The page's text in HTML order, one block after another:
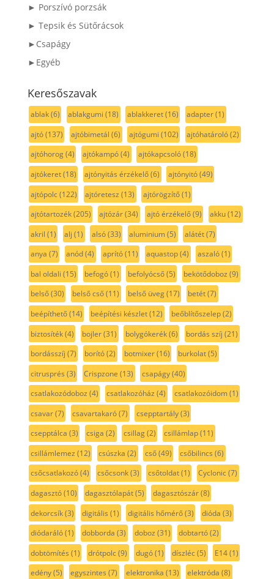
► Porszívó porzsák
► Tepsik és Sütőrácsok
►Csapágy
►Egyéb
Keresőszavak
ablak(6) ablakgumi (18) ablakkeret(16) adapter(1)
ajtó(137) ajtóbimetál (6) ajtógumi (102) ajtóhatároló(2)
ajtóhorog(4) ajtókampó(4) ajtókapcsoló(18)
ajtókeret(18) ajtónyitás érzékelő(6) ajtónyitó(49)
ajtópolc(122) ajtóretesz (13) ajtórögzítő(1)
ajtótartozék(205) ajtózár(34) ajtó érzékelő(9) akku(12)
akril (1) alj (1) alsó(33) aluminium(5) alátét(7)
anya (7) anód(4) aprító(11) aquastop(4) aszaló(1)
bal oldali (15) befogó(1) befolyócső(5) bekötődoboz (9)
belső(30) belső cső(11) belső üveg(17) betét(7)
beépíthető(14) beépítési készlet(12) beőblítőszelep(2)
biztosíték(4) bojler(31) bolygókerék(6) bordás szíj (21)
bordásszíj (7) borító(2) botmixer(16) burkolat(5)
citrusprés (3) Crispzone (13) csapágy(40)
csatlakozódoboz (4) csatlakozóház (4) csatlakozóidom(1)
csavar(7) csavartakaró(7) csepptartály(3)
csepptálca (3) csiga (2) csillag(2) csillámlap(11)
csillámlemez (12) csúszka (2) cső(49) csőbilincs (6)
csőcsatlakozó(4) csőcsonk(3) csőtoldat(1) Cyclonic(7)
dagasztó(10) dagasztólapát(5) dagasztószár(8)
dekorcsík(3) digitális (1) digitális hőmérő(3) dióda (3)
diódaráló(1) dobborda (3) doboz (31) dobtartó(2)
dobtömítés (1) drótpolc(9) dugó(1) díszléc(5) E14(1)
edény(5) egyszintes (7) elektronika (13) elektróda (8)